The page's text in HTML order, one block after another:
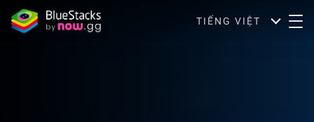
TIẾNG VIỆT